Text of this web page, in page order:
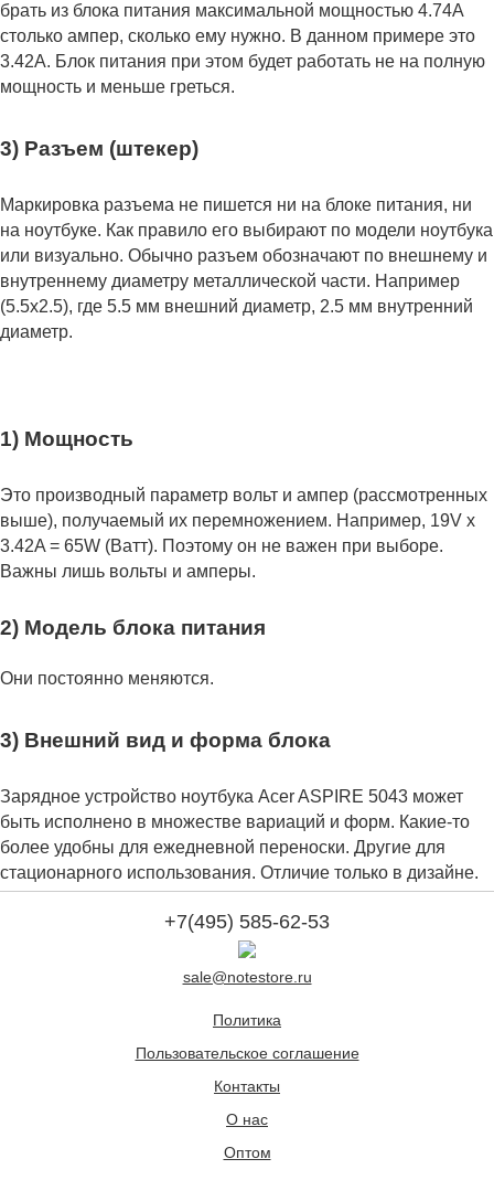
брать из блока питания максимальной мощностью 4.74А
столько ампер, сколько ему нужно. В данном примере это
3.42А. Блок питания при этом будет работать не на полную
мощность и меньше греться.
3) Разъем (штекер)
Маркировка разъема не пишется ни на блоке питания, ни
на ноутбуке. Как правило его выбирают по модели ноутбука
или визуально. Обычно разъем обозначают по внешнему и
внутреннему диаметру металлической части. Например
(5.5x2.5), где 5.5 мм внешний диаметр, 2.5 мм внутренний
диаметр.
1) Мощность
Это производный параметр вольт и ампер (рассмотренных
выше), получаемый их перемножением. Например, 19V x
3.42A = 65W (Ватт). Поэтому он не важен при выборе.
Важны лишь вольты и амперы.
2) Модель блока питания
Они постоянно меняются.
3) Внешний вид и форма блока
Зарядное устройство ноутбука Acer ASPIRE 5043 может
быть исполнено в множестве вариаций и форм. Какие-то
более удобны для ежедневной переноски. Другие для
стационарного использования. Отличие только в дизайне.
+7(495) 585-62-53
sale@notestore.ru
Политика
Пользовательское соглашение
Контакты
О нас
Оптом